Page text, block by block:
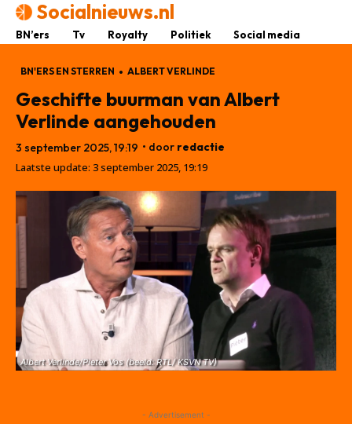
Socialnieuws.nl
BN’ers Tv Royalty Politiek Social media
BN'ERS EN STERREN ALBERT VERLINDE
Geschifte buurman van Albert
Verlinde aangehouden
3 september 2025, 19:19 • door redactie
Laatste update: 3 september 2025, 19:19
Albert Verlinde/Pieter Vos (beeld: RTL/ KSVN TV)
- Advertisement -